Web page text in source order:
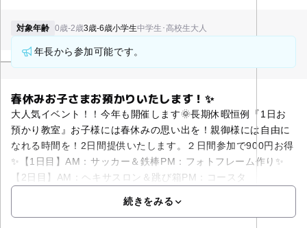
対象年齢 0歳-2歳3歳-6歳小学生中学生･高校生大人
年長から参加可能です。
春休みお子さまお預かりいたします！✨
大人気イベント！！今年も開催します🌞長期休暇恒例『1日お
預かり教室』お子様には春休みの思い出を！親御様には自由に
なれる時間を！2日間提供いたします。２日間参加で900円お得
✨【1日目】AM：サッカー＆鉄棒PM：フォトフレーム作り✨
【2日目】AM：ヘキサスロン＆跳び箱PM：コースタ
続きをみる